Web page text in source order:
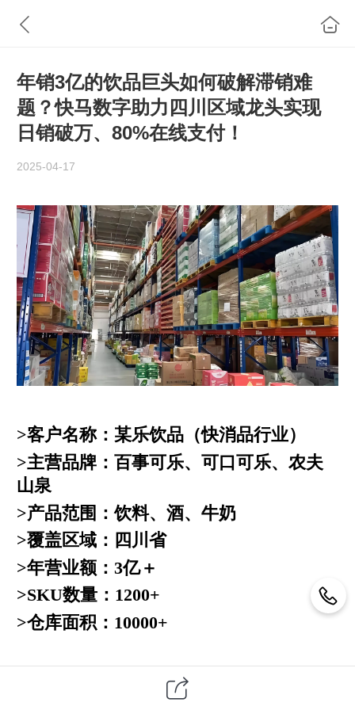
年销3亿的饮品巨头如何破解滞销难
题？快马数字助力四川区域龙头实现
日销破万、80%在线支付！​
2025-04-17
>客户名称：某乐饮品（快消品行业）
>主营品牌：百事可乐、可口可乐、农夫
山泉
>产品范围：饮料、酒、牛奶
>覆盖区域：四川省
>年营业额：3亿＋
>SKU数量：1200+
>仓库面积：10000+